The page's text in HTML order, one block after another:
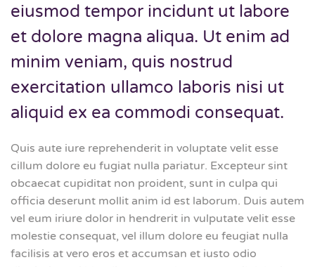
eiusmod tempor incidunt ut labore
et dolore magna aliqua. Ut enim ad
minim veniam, quis nostrud
exercitation ullamco laboris nisi ut
aliquid ex ea commodi consequat.
Quis aute iure reprehenderit in voluptate velit esse
cillum dolore eu fugiat nulla pariatur. Excepteur sint
obcaecat cupiditat non proident, sunt in culpa qui
officia deserunt mollit anim id est laborum. Duis autem
vel eum iriure dolor in hendrerit in vulputate velit esse
molestie consequat, vel illum dolore eu feugiat nulla
facilisis at vero eros et accumsan et iusto odio